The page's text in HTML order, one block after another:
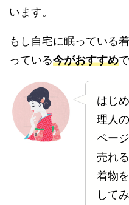
います。
もし自宅に眠っている
っている今がおすすめ
はじ
理人
ペー
売れ
着物
して